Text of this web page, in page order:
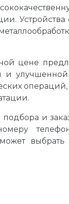
цене
и
и